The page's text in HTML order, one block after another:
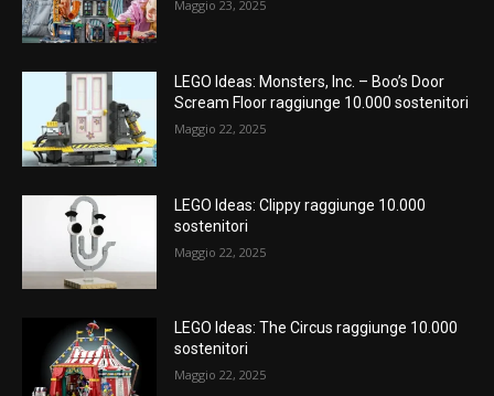
Maggio 23, 2025
LEGO Ideas: Monsters, Inc. – Boo’s Door
Scream Floor raggiunge 10.000 sostenitori
Maggio 22, 2025
LEGO Ideas: Clippy raggiunge 10.000
sostenitori
Maggio 22, 2025
LEGO Ideas: The Circus raggiunge 10.000
sostenitori
Maggio 22, 2025